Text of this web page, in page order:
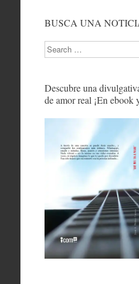
BUSCA UNA
Search
Descubre una
de amor real ¡En ebook